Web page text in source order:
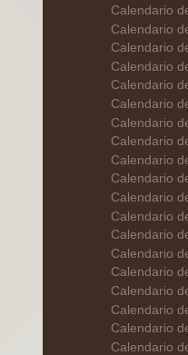
Calendario
Calendario
Calendario
Calendario
Calendario
Calendario
Calendario
Calendario
Calendario
Calendario
Calendario
Calendario
Calendario
Calendario
Calendario
Calendario
Calendario
Calendario
Calendario